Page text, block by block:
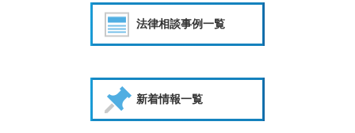
法律相談事例一覧
新着情報一覧